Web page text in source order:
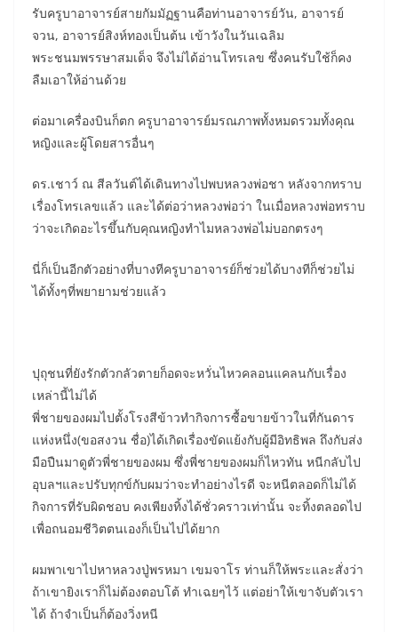
รับครูบาอาจารย์สายกัมมัฏฐานคือท่านอาจารย์วัน, อาจารย์
จวน, อาจารย์สิงห์ทองเป็นต้น เข้าวังในวันเฉลิม
พระชนมพรรษาสมเด็จ จึงไม่ได้อ่านโทรเลข ซึ่งคนรับใช้ก็คง
ลืมเอาให้อ่านด้วย
ต่อมาเครื่องบินก็ตก ครูบาอาจารย์มรณภาพทั้งหมดรวมทั้งคุณ
หญิงและผู้โดยสารอื่นๆ
ดร.เชาว์ ณ สีลวันต์ได้เดินทางไปพบหลวงพ่อชา หลังจากทราบ
เรื่องโทรเลขแล้ว และได้ต่อว่าหลวงพ่อว่า ในเมื่อหลวงพ่อทราบ
ว่าจะเกิดอะไรขึ้นกับคุณหญิงทำไมหลวงพ่อไม่บอกตรงๆ
นี่ก็เป็นอีกตัวอย่างที่บางทีครูบาอาจารย์ก็ช่วยได้บางทีก็ช่วยไม่
ได้ทั้งๆที่พยายามช่วยแล้ว
ปุถุชนที่ยังรักตัวกลัวตายก็อดจะหวั่นไหวคลอนแคลนกับเรื่อง
เหล่านี้ไม่ได้
พี่ชายของผมไปตั้งโรงสีข้าวทำกิจการซื้อขายข้าวในที่กันดาร
แห่งหนึ่ง(ขอสงวน ชื่อ)ได้เกิดเรื่องขัดแย้งกับผู้มีอิทธิพล ถึงกับส่ง
มือปืนมาดูตัวพี่ชายของผม ซึ่งพี่ชายของผมก็ไหวทัน หนีกลับไป
อุบลฯและปรับทุกข์กับผมว่าจะทำอย่างไรดี จะหนีตลอดก็ไม่ได้
กิจการที่รับผิดชอบ คงเพียงทิ้งได้ชั่วคราวเท่านั้น จะทิ้งตลอดไป
เพื่อถนอมชีวิตตนเองก็เป็นไปได้ยาก
ผมพาเขาไปหาหลวงปู่พรหมา เขมจาโร ท่านก็ให้พระและสั่งว่า
ถ้าเขายิงเราก็ไม่ต้องตอบโต้ ทำเฉยๆไว้ แต่อย่าให้เขาจับตัวเรา
ได้ ถ้าจำเป็นก็ต้องวิ่งหนี